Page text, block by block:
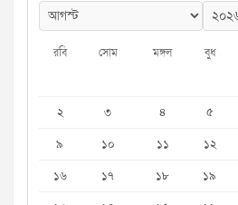
রবি সোম মঙ্গল বুধ
২
৩ ৪ ৫
৯
১০ ১১ ১২
১৬
১৭ ১৮ ১৯